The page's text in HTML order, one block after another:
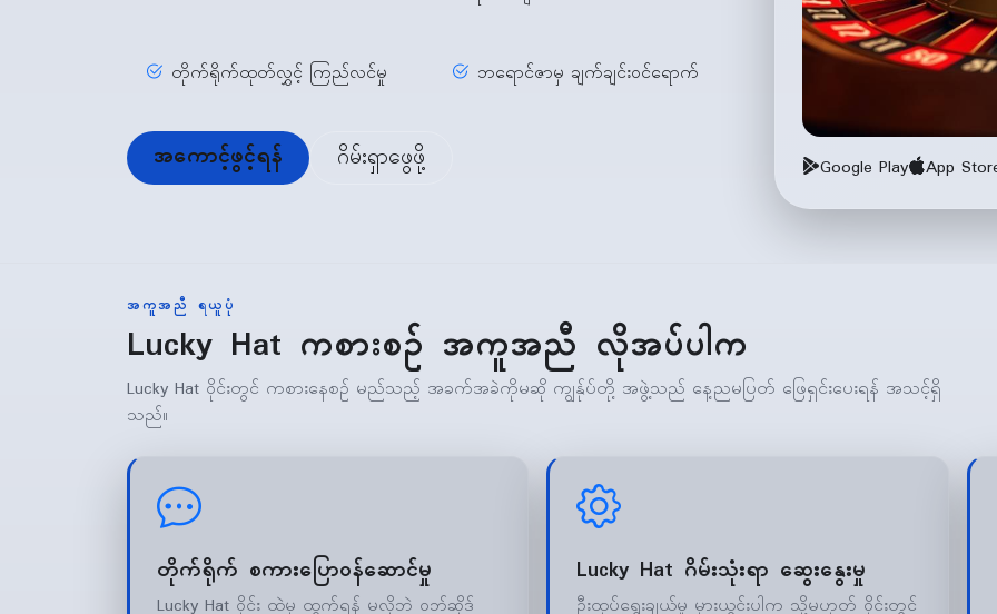
တိုက်ရိုက်ထုတ်လွှင့် ကြည်လင်မှု ဘရောင်ဇာမှ ချက်ချင်းဝင်ရောက်
အကောင့်ဖွင့်ရန် ဂိမ်းရှာဖွေဖို့ Google Play App
အကူအညီ ရယူပုံ
Lucky Hat ကစားစဉ် အကူအညီ လိုအပ်ပါက
Lucky Hat ဝိုင်းတွင် ကစားနေစဉ် မည်သည့် အခက်အခဲကိုမဆို ကျွန်ုပ်တို့ အဖွဲ့သည် နေ့ညမပြတ် ဖြေရှင်းပေးရန် အသင့်ရှိ
သည်။
တိုက်ရိုက် စကားပြောဝန်ဆောင်မှု
Lucky Hat ဝိုင်း ထဲမှ ထွက်ရန် မလိုဘဲ ဝဘ်ဆိုဒ်
Lucky Hat ဂိမ်းသုံးရာ ဆွေးနွေးမှု
ဦးထုပ်ရွေးချယ်မှု မှားယွင်းပါက သို့မဟုတ် ဝိုင်းတွင်